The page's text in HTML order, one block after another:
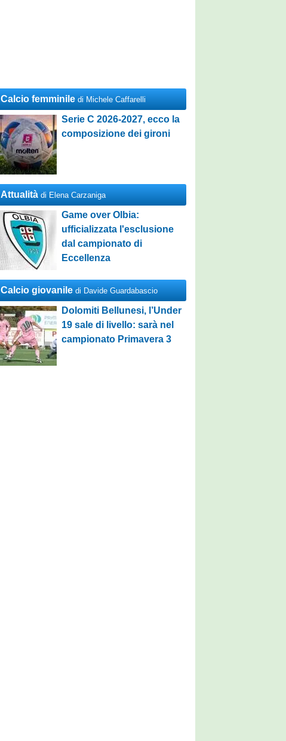
Calcio femminile di Michele Caffarelli
Serie C 2026-2027, ecco la
composizione dei gironi
Attualità di Elena Carzaniga
Game over Olbia:
ufficializzata l'esclusione
dal campionato di
Eccellenza
Calcio giovanile di Davide Guardabascio
Dolomiti Bellunesi, l’Under
19 sale di livello: sarà nel
campionato Primavera 3